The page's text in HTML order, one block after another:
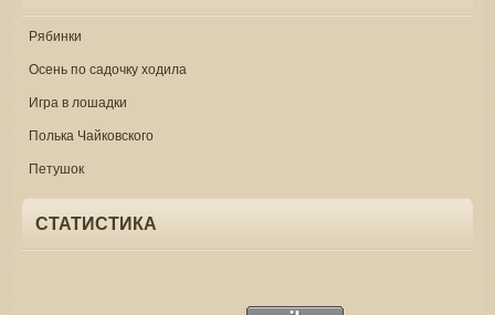
Рябинки
Осень по садочку ходила
Игра в лошадки
Полька Чайковского
Петушок
СТАТИСТИКА